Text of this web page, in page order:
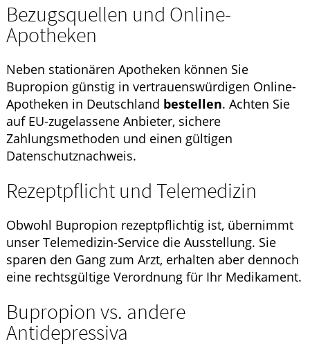
Bezugsquellen und Online-
Apotheken
Neben stationären Apotheken können Sie
Bupropion günstig in vertrauenswürdigen Online-
Apotheken in Deutschland bestellen. Achten Sie
auf EU-zugelassene Anbieter, sichere
Zahlungsmethoden und einen gültigen
Datenschutznachweis.
Rezeptpflicht und Telemedizin
Obwohl Bupropion rezeptpflichtig ist, übernimmt
unser Telemedizin-Service die Ausstellung. Sie
sparen den Gang zum Arzt, erhalten aber dennoch
eine rechtsgültige Verordnung für Ihr Medikament.
Bupropion vs. andere
Antidepressiva